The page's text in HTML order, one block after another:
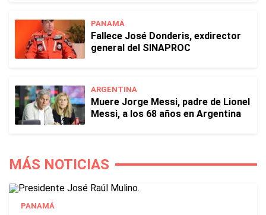
PANAMÁ
Fallece José Donderis, exdirector
general del SINAPROC
ARGENTINA
Muere Jorge Messi, padre de Lionel
Messi, a los 68 años en Argentina
MÁS NOTICIAS
PANAMÁ